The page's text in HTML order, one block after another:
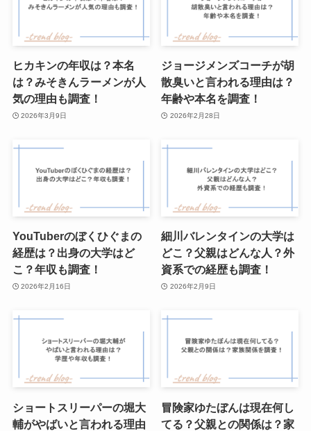
ヒカキンの年収は？本名
は？みそきんラーメンが人
気の理由も調査！
2026年3月9日
ジョージメンズコーチが胡
散臭いと言われる理由は？
年齢や本名を調査！
2026年2月28日
YouTuberのぼくひぐまの
経歴は？出身の大学はど
こ？年収も調査！
2026年2月16日
細川バレンタインの大学は
どこ？父親はどんな人？外
資系での経歴も調査！
2026年2月9日
ショートスリーパーの堀大
輔がやばいと言われる理由
冒険家ゆたぼんは現在何し
てる？父親との関係は？家